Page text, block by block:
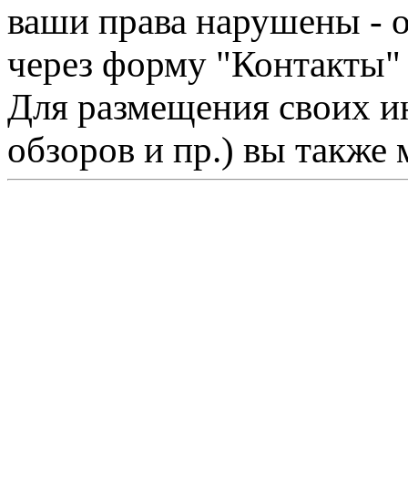
ваши права нарушены -
через форму "Контакты"
Для размещения своих
обзоров и пр.) вы также